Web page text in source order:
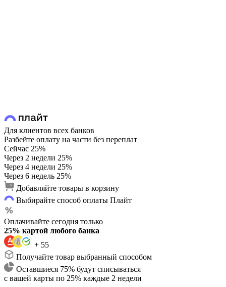
Для клиентов всех банков
Разбейте оплату на части без переплат
Сейчас 25%
Через 2 недели 25%
Через 4 недели 25%
Через 6 недель 25%
Добавляйте товары в корзину
Выбирайте способ оплаты Плайт
Оплачивайте сегодня только
25% картой любого банка
+ 55
Получайте товар выбранный способом
Оставшиеся 75% будут списываться
с вашей карты по 25% каждые 2 недели